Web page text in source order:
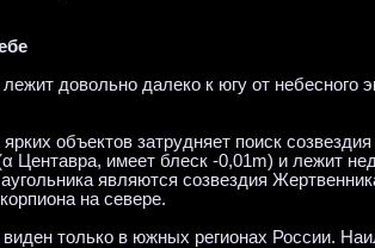
лежит довольно далеко к югу от
объектов затрудняет поиск
Центавра, имеет блеск -0,01m) и лежит
являются созвездия
на севере.
виден только в южных регионах России.